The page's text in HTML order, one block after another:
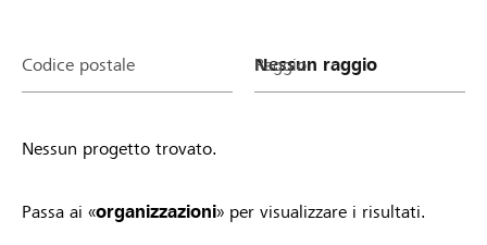
Codice postale Raggio
Nessun progetto trovato.
Passa ai «organizzazioni» per visualizzare i risultati.